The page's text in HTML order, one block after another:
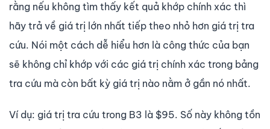
rằng nếu không tìm thấy kết quả khớp chính xác thì
hãy trả về giá trị lớn nhất tiếp theo nhỏ hơn giá trị tra
cứu. Nói một cách dễ hiểu hơn là công thức của bạn
sẽ không chỉ khớp với các giá trị chính xác trong bảng
tra cứu mà còn bất kỳ giá trị nào nằm ở gần nó nhất.
Ví dụ: giá trị tra cứu trong B3 là $95. Số này không tồn